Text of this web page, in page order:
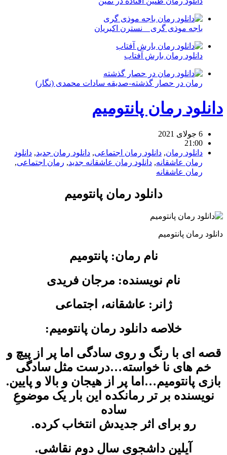
باجه موذی گری _ نسترن اکبریان
دانلود رمان بارش آفتاب
رمان در حصار گذشته-صدیقه سادات محمدی (نگار)
دانلود رمان پانتومیم
6 جولای 2021
21:00
دانلود رمان, دانلود رمان اجتماعی, دانلود رمان جدید, دانلود
رمان عاشقانه, دانلود رمان عاشقانه جدید, رمان اجتماعی,
رمان عاشقانه
دانلود رمان پانتومیم
دانلود رمان پانتومیم
نام رمان: پانتومیم
نام نویسنده: مرجان فریدی
ژانر: عاشقانه، اجتماعی
خلاصه دانلود رمان پانتومیم:
قصه ای با رنگ و روی سادگی اما پر از پیچ و
خم های نا خواسته…درست مثل سادگی
بازی پانتومیم…اما پر از هیجان و بالا و پایین.
نویسنده بر تر رمانکده این بار یک موضوعِ
ساده
رو برای اثر جدیدش انتخاب کرده.
آیلین داشجویِ سالِ دومِ نقاشی.